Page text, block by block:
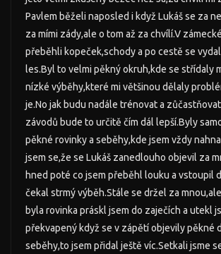
Pavlem běželi naposled i když Lukáš se za
za mími zády,ale o tom až za chvílí.V
přeběhli kopeček,schody a po cestě se
les.Byl to velmi pěkný okruh,kde se střídaly
nízké výběhy,které mi většinou dělaly
je.No jak budu nadále trénovat a
závodů bude to určitě čím dál lepší.Byly
pěkné rovinky a seběhy,kde jsem vždy
jsem se,že se Lukáš zanedlouho objevil za
hned poté co jsem přeběhl louku a vstoupil
čekal strmý výběh.Stále se držel za
byla rovinka práskl jsem do zaječích a utekl
překvapený když se v zápětí objevily pěkné
seběhy,to jsem přidal ještě víc.Setkali jsme